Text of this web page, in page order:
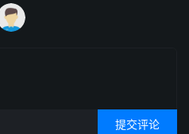
提交评论